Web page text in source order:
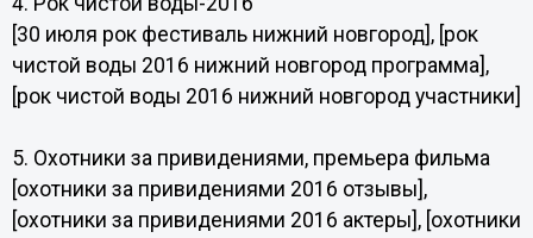
[30 июля рок фестиваль нижний новгород], [рок
чистой воды 2016 нижний новгород программа],
[рок чистой воды 2016 нижний новгород участники]
5. Охотники за привидениями, премьера фильма
[охотники за привидениями 2016 отзывы],
[охотники за привидениями 2016 актеры], [охотники